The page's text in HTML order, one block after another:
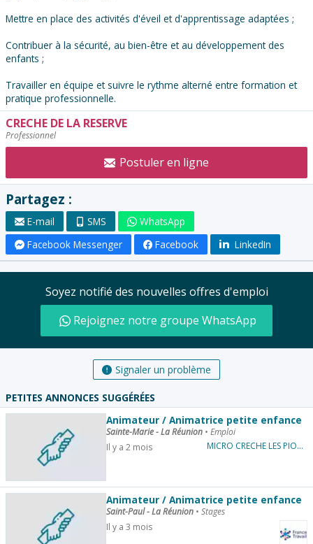
Mettre en place des activités d'éveil et d'apprentissage adaptées ;
Contribuer à la sécurité, au bien-être et au développement des
enfants ;
Travailler en équipe et suivre le rythme alterné entre formation et
pratique professionnelle.
Contacter
l'annonceur
CRECHE DE LA RESERVE
Professionnel
Postuler en ligne
Partagez :
E-mail SMS
WhatsApp
Facebook Messenger
Facebook LinkedIn
Soyez notifié des nouvelles offres d'emploi
Rejoignez notre groupe WhatsApp
Signaler un problème
PETITES ANNONCES SUGGÉRÉES
Animateur / Animatrice petite enfance
Sainte-Marie - La Réunion • Emploi
Il y a 2 mois
MICRO CRECHE LES PIOUS
Animateur / Animatrice petite enfance
Saint-Paul - La Réunion • Stages
Il y a 3 mois